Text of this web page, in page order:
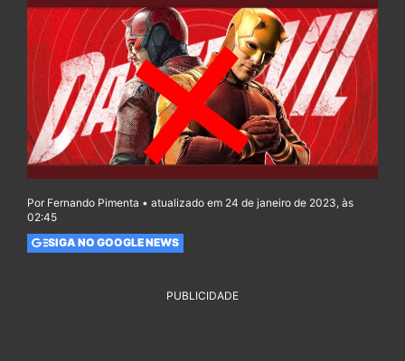
Por Fernando Pimenta • atualizado em 24 de janeiro de 2023, às
02:45
SIGA NO GOOGLE NEWS
PUBLICIDADE